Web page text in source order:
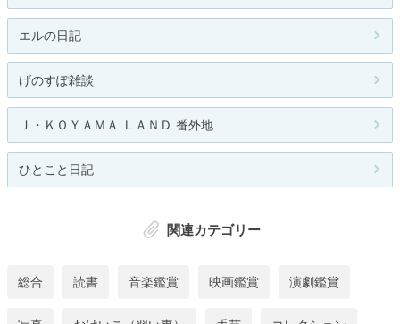
エルの日記
げのすぽ雑談
Ｊ・ＫＯＹＡＭＡ ＬＡＮＤ 番外地...
ひとこと日記
関連カテゴリー
総合 読書 音楽鑑賞 映画鑑賞 演劇鑑賞